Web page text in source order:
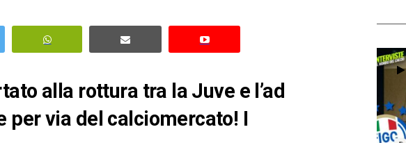
alla rottura tra la Juve e l’ad
per via del calciomercato! I